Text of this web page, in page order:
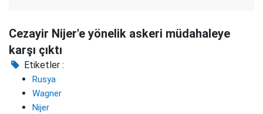
Cezayir Nijer'e yönelik askeri müdahaleye
karşı çıktı
Etiketler :
Rusya
Wagner
Nijer